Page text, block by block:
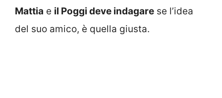
Mattia e il Poggi deve indagare se l’idea
del suo amico, è quella giusta.